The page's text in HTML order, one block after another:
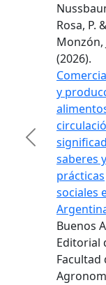
Rosa, P.
Monzón,
(2026).
y
saberes y
prácticas
sociales
Buenos
Editorial
Facultad
Previous